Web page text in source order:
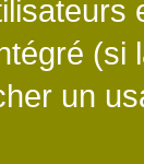
(si
un